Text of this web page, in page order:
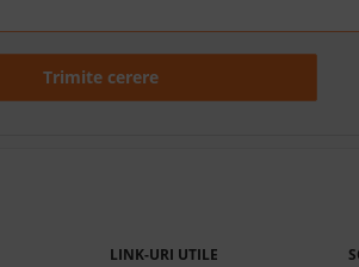
Trimite cerere
LINK-URI UTILE